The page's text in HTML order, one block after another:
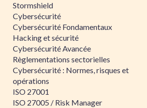
Stormshield
Cybersécurité
Cybersécurité Fondamentaux
Hacking et sécurité
Cybersécurité Avancée
Règlementations sectorielles
Cybersécurité : Normes, risques et
opérations
ISO 27001
ISO 27005 / Risk Manager